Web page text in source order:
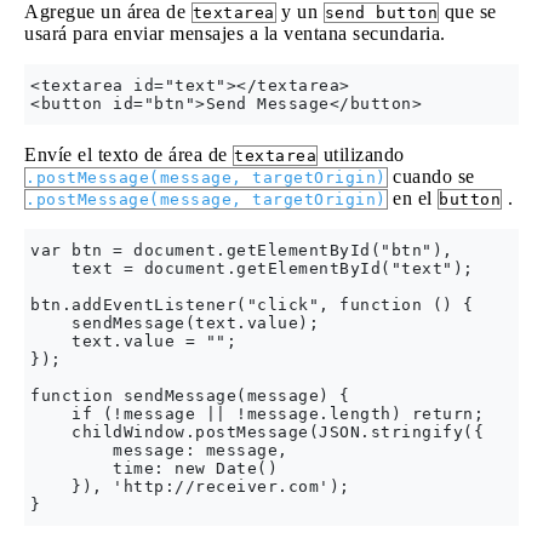
Agregue un área de textarea y un send button que se
usará para enviar mensajes a la ventana secundaria.
<textarea id="text"></textarea>
Envíe el texto de área de textarea utilizando
.postMessage(message, targetOrigin) cuando se
.postMessage(message, targetOrigin) en el button .
var btn = document.getElementById("btn"),
    text = document.getElementById("text");
btn.addEventListener("click", function () {
    sendMessage(text.value);
    text.value = "";
});
function sendMessage(message) {
    if (!message || !message.length) return;
    childWindow.postMessage(JSON.stringify({
        message: message,
        time: new Date()
    }), 'http://receiver.com');